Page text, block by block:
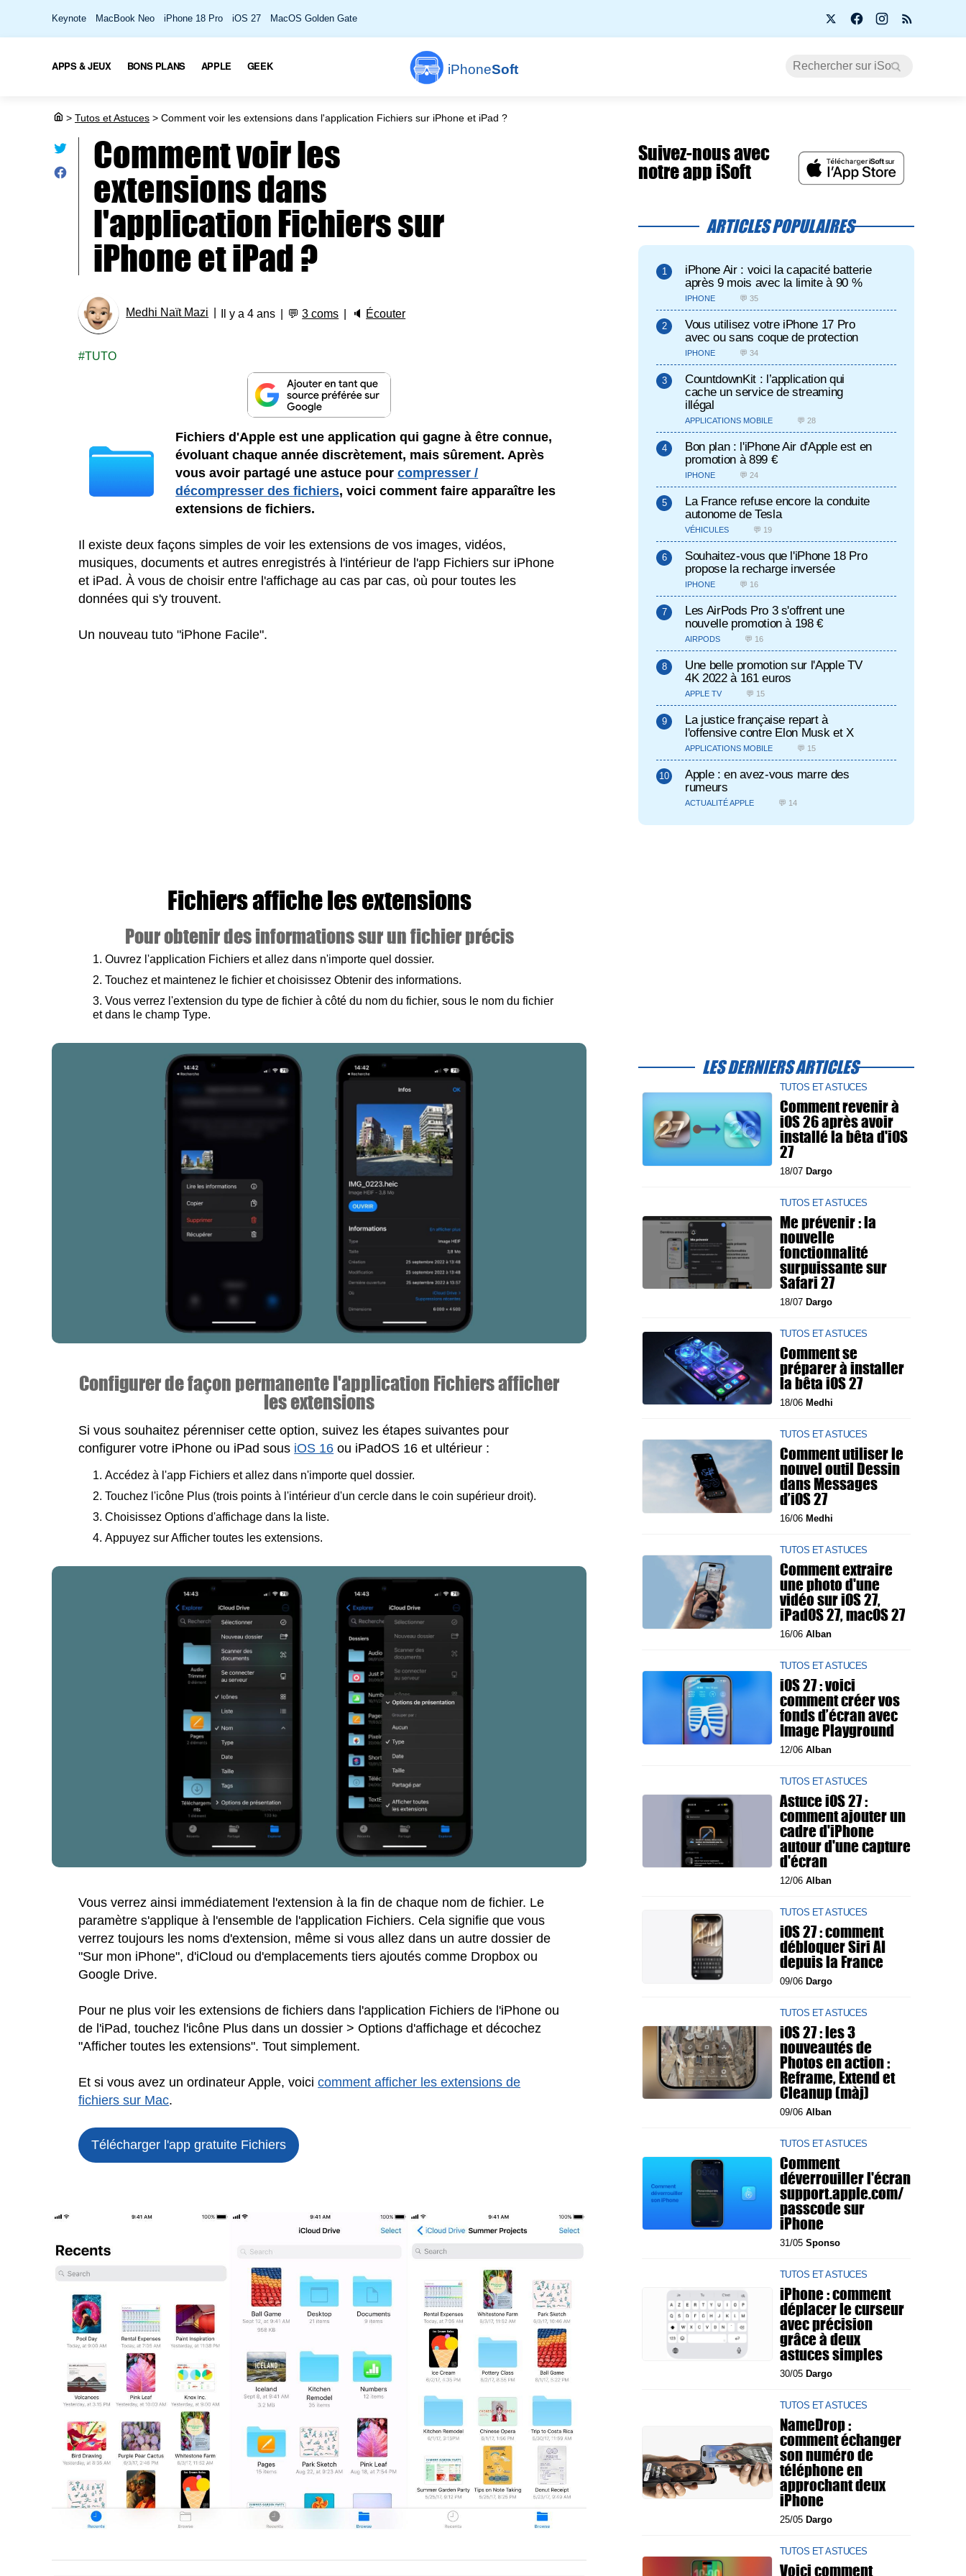
Keynote MacBook Neo iPhone 18 Pro iOS 27 MacOS Golden Gate
iPhoneSoft
APPS & JEUX BONS PLANS APPLE GEEK
> Tutos et Astuces > Comment voir les extensions dans l'application Fichiers sur iPhone et iPad ?
Comment voir les
extensions dans
l'application Fichiers sur
iPhone et iPad ?
Medhi Naït Mazi Il y a 4 ans 💬3 coms 🔈 Écouter
TUTO
Fichiers d'Apple est une application qui gagne à être connue,
évoluant chaque année discrètement, mais sûrement. Après
vous avoir partagé une astuce pourcompresser /
décompresser des fichiers, voici comment faire apparaître les
extensions de fichiers.
Il existe deux façons simples de voir les extensions de vos images, vidéos,
musiques, documents et autres enregistrés à l'intérieur de l'app Fichiers sur iPhone
et iPad. À vous de choisir entre l'affichage au cas par cas, où pour toutes les
données qui s'y trouvent.
Un nouveau tuto "iPhone Facile".
Fichiers affiche les extensions
Pour obtenir des informations sur un fichier précis
Ouvrez l'application Fichiers et allez dans n'importe quel dossier.
Touchez et maintenez le fichier et choisissez Obtenir des informations.
Vous verrez l'extension du type de fichier à côté du nom du fichier, sous le nom du fichier
et dans le champ Type.
Configurer de façon permanente l'application Fichiers afficher
les extensions
Si vous souhaitez pérenniser cette option, suivez les étapes suivantes pour
configurer votre iPhone ou iPad sous iOS 16 ou iPadOS 16 et ultérieur :
Accédez à l'app Fichiers et allez dans n'importe quel dossier.
Touchez l'icône Plus (trois points à l'intérieur d'un cercle dans le coin supérieur droit).
Choisissez Options d'affichage dans la liste.
Appuyez sur Afficher toutes les extensions.
Vous verrez ainsi immédiatement l'extension à la fin de chaque nom de fichier. Le
paramètre s'applique à l'ensemble de l'application Fichiers. Cela signifie que vous
verrez toujours les noms d'extension, même si vous allez dans un autre dossier de
"Sur mon iPhone", d'iCloud ou d'emplacements tiers ajoutés comme Dropbox ou
Google Drive.
Pour ne plus voir les extensions de fichiers dans l'application Fichiers de l'iPhone ou
de l'iPad, touchez l'icône Plus dans un dossier > Options d'affichage et décochez
"Afficher toutes les extensions". Tout simplement.
Et si vous avez un ordinateur Apple, voicicomment afficher les extensions de
fichiers sur Mac.
Télécharger l'app gratuite Fichiers
Suivez-nous avec
notre app iSoft
ARTICLES POPULAIRES
iPhone Air : voici la capacité batterie
après 9 mois avec la limite à 90 %
IPHONE 💬 35
Vous utilisez votre iPhone 17 Pro
avec ou sans coque de protection
IPHONE 💬 34
CountdownKit : l’application qui
cache un service de streaming
illégal
APPLICATIONS MOBILE 💬 28
Bon plan : l'iPhone Air d'Apple est en
promotion à 899 €
IPHONE 💬 24
La France refuse encore la conduite
autonome de Tesla
VÉHICULES 💬 19
Souhaitez-vous que l'iPhone 18 Pro
propose la recharge inversée
IPHONE 💬 16
Les AirPods Pro 3 s'offrent une
nouvelle promotion à 198 €
AIRPODS 💬 16
Une belle promotion sur l'Apple TV
4K 2022 à 161 euros
APPLE TV 💬 15
La justice française repart à
l'offensive contre Elon Musk et X
APPLICATIONS MOBILE 💬 15
Apple : en avez-vous marre des
rumeurs
ACTUALITÉ APPLE 💬 14
LES DERNIERS ARTICLES
TUTOS ET ASTUCES
Comment revenir à
iOS 26 après avoir
installé la bêta d'iOS
27
18/07 Dargo
TUTOS ET ASTUCES
Me prévenir : la
nouvelle
fonctionnalité
surpuissante sur
Safari 27
18/07 Dargo
TUTOS ET ASTUCES
Comment se
préparer à installer
la bêta iOS 27
18/06 Medhi
TUTOS ET ASTUCES
Comment utiliser le
nouvel outil Dessin
dans Messages
d’iOS 27
16/06 Medhi
TUTOS ET ASTUCES
Comment extraire
une photo d'une
vidéo sur iOS 27,
iPadOS 27, macOS 27
16/06 Alban
TUTOS ET ASTUCES
iOS 27 : voici
comment créer vos
fonds d’écran avec
Image Playground
12/06 Alban
TUTOS ET ASTUCES
Astuce iOS 27 :
comment ajouter un
cadre d'iPhone
autour d'une capture
d'écran
12/06 Alban
TUTOS ET ASTUCES
iOS 27 : comment
débloquer Siri AI
depuis la France
09/06 Dargo
TUTOS ET ASTUCES
iOS 27 : les 3
nouveautés de
Photos en action :
Reframe, Extend et
Cleanup (màj)
09/06 Alban
TUTOS ET ASTUCES
Comment
déverrouiller l'écran
support.apple.com/
passcode sur
iPhone
31/05 Sponso
TUTOS ET ASTUCES
iPhone : comment
déplacer le curseur
avec précision
grâce à deux
astuces simples
30/05 Dargo
TUTOS ET ASTUCES
NameDrop :
comment échanger
son numéro de
téléphone en
approchant deux
iPhone
25/05 Dargo
TUTOS ET ASTUCES
Voici comment